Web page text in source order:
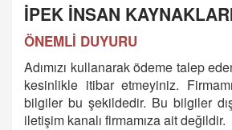
İPEK İNSAN
ÖNEMLİ DUYURU
Adımızı kullanarak ödeme talep
kesinlikle itibar etmeyiniz.
bilgiler bu şekildedir. Bu bilgiler
iletişim kanalı firmamıza ait değildir.